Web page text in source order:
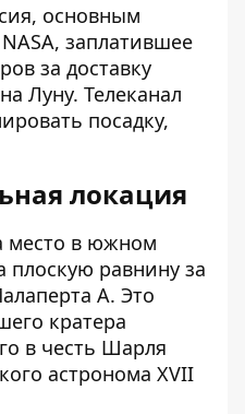
основным
заплатившее
за доставку
Луну. Телеканал
посадку,
локация
место в южном
плоскую равнину за
А. Это
кратера
в честь Шарля
астронома XVII